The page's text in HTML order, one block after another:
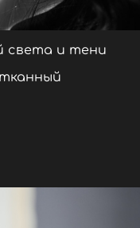
света и тени